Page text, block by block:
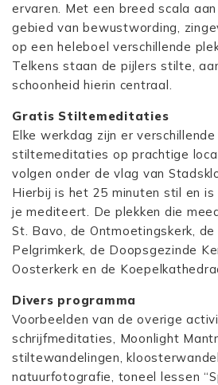
ervaren. Met een breed scala
gebied van bewustwording,
op een heleboel verschillende
Telkens staan de pijlers stilte,
schoonheid hierin centraal.
Gratis Stiltemeditaties
Elke werkdag zijn er
stiltemeditaties op prachtige
volgen onder de vlag van
Hierbij is het 25 minuten stil en
je mediteert. De plekken die
St. Bavo, de Ontmoetingskerk, de
Pelgrimkerk, de Doopsgezinde
Oosterkerk en de
Divers programma
Voorbeelden van de overige
schrijfmeditaties, Moonlight
stiltewandelingen,
natuurfotografie, toneel lessen